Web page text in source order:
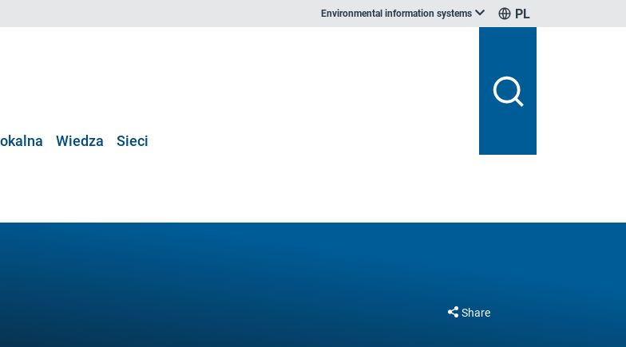
Environmental information systems PL
Wiedza Sieci
Share